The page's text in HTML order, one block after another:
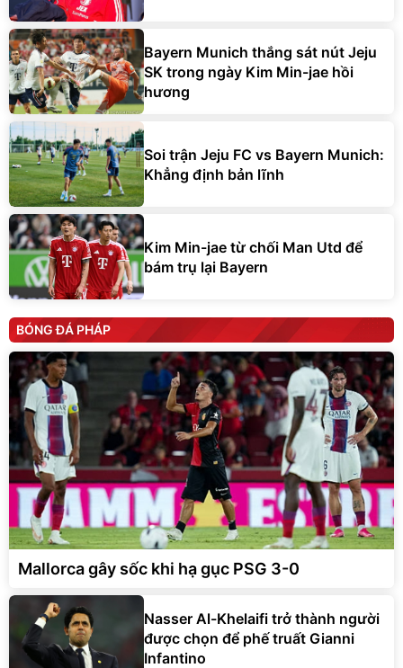
Bayern Munich thắng sát nút Jeju
SK trong ngày Kim Min-jae hồi
hương
Soi trận Jeju FC vs Bayern Munich:
Khẳng định bản lĩnh
Kim Min-jae từ chối Man Utd để
bám trụ lại Bayern
BÓNG ĐÁ PHÁP
Mallorca gây sốc khi hạ gục PSG 3-0
Nasser Al-Khelaifi trở thành người
được chọn để phế truất Gianni
Infantino